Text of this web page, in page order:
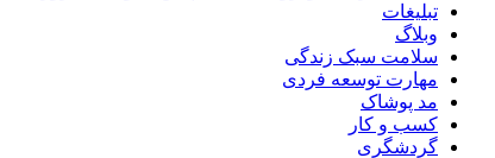
تبلیغات
وبلاگ
سلامت سبک زندگی
مهارت توسعه فردی
مد پوشاک
کسب و کار
گردشگری